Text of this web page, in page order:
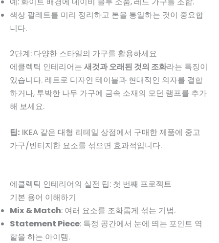
색상 팔레트를 미리 정리하고 톤을 통일하는 것이 중요합
니다.
2단계: 다양한 스타일의 가구를 활용하세요
에클렉틱 인테리어는 새것과 오래된 것의 조화라는 특징이
있습니다. 레트로 디자인 테이블과 현대적인 의자를 결합
하거나, 투박한 나무 가구에 금속 소재의 모던 램프를 추가
해 보세요.
팁: IKEA 같은 대형 리테일 상점에서 구매한 제품에 중고
가구/빈티지한 요소를 섞으면 효과적입니다.
에클렉틱 인테리어의 실전 팁: 첫 번째 프로젝트
기본 용어 이해하기
Mix & Match: 여러 요소를 조화롭게 섞는 기법.
Statement Piece: 특정 공간에서 눈에 띄는 포인트 역
할을 하는 아이템.